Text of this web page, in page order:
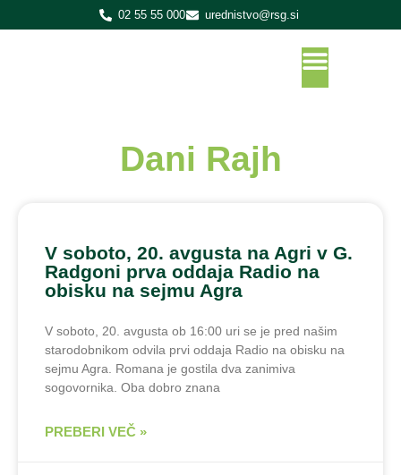
02 55 55 000 urednistvo@rsg.si
Dani Rajh
V soboto, 20. avgusta na Agri v G.
Radgoni prva oddaja Radio na
obisku na sejmu Agra
V soboto, 20. avgusta ob 16:00 uri se je pred našim
starodobnikom odvila prvi oddaja Radio na obisku na
sejmu Agra. Romana je gostila dva zanimiva
sogovornika. Oba dobro znana
PREBERI VEČ »